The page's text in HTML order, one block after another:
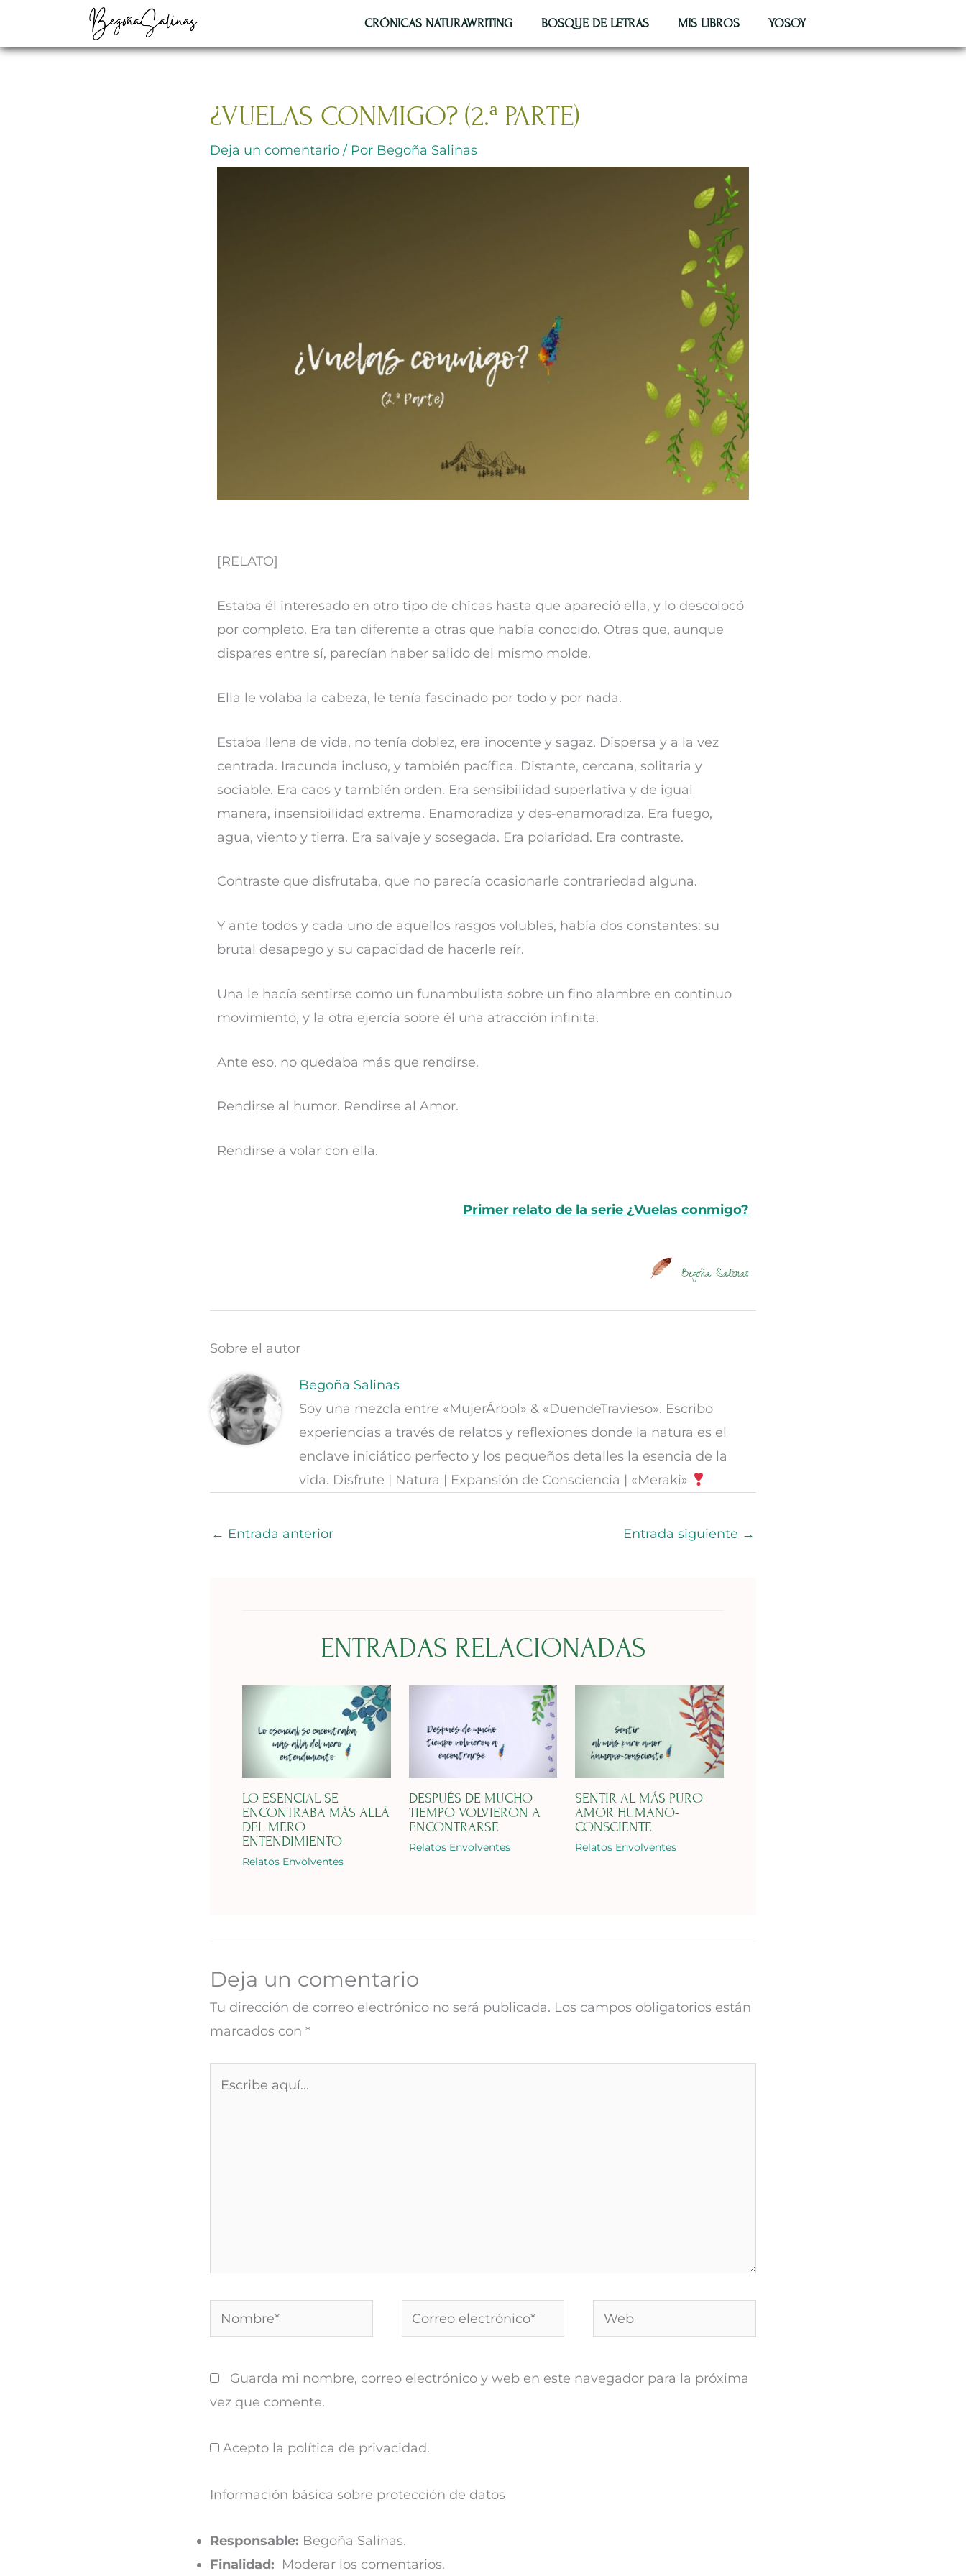
contenido
CRÓNICAS NATURAWRITING BOSQUE DE LETRAS MIS LIBROS YOSOY
¿VUELAS CONMIGO? (2.ª PARTE)
Deja un comentario / Por Begoña Salinas
[RELATO]
Estaba él interesado en otro tipo de chicas hasta que apareció ella, y lo descolocó
por completo. Era tan diferente a otras que había conocido. Otras que, aunque
dispares entre sí, parecían haber salido del mismo molde.
Ella le volaba la cabeza, le tenía fascinado por todo y por nada.
Estaba llena de vida, no tenía doblez, era inocente y sagaz. Dispersa y a la vez
centrada. Iracunda incluso, y también pacífica. Distante, cercana, solitaria y
sociable. Era caos y también orden. Era sensibilidad superlativa y de igual
manera, insensibilidad extrema. Enamoradiza y des-enamoradiza. Era fuego,
agua, viento y tierra. Era salvaje y sosegada. Era polaridad. Era contraste.
Contraste que disfrutaba, que no parecía ocasionarle contrariedad alguna.
Y ante todos y cada uno de aquellos rasgos volubles, había dos constantes: su
brutal desapego y su capacidad de hacerle reír.
Una le hacía sentirse como un funambulista sobre un fino alambre en continuo
movimiento, y la otra ejercía sobre él una atracción infinita.
Ante eso, no quedaba más que rendirse.
Rendirse al humor. Rendirse al Amor.
Rendirse a volar con ella.
Primer relato de la serie ¿Vuelas conmigo?
Begoña Salinas
Sobre el autor
Begoña Salinas
Soy una mezcla entre «MujerÁrbol» & «DuendeTravieso». Escribo
experiencias a través de relatos y reflexiones donde la natura es el
enclave iniciático perfecto y los pequeños detalles la esencia de la
vida. Disfrute | Natura | Expansión de Consciencia | «Meraki»
← Entrada anterior Entrada siguiente →
ENTRADAS RELACIONADAS
LO ESENCIAL SE
ENCONTRABA MÁS ALLÁ
DEL MERO
ENTENDIMIENTO
Relatos Envolventes
DESPUÉS DE MUCHO
TIEMPO VOLVIERON A
ENCONTRARSE
Relatos Envolventes
SENTIR AL MÁS PURO
AMOR HUMANO-
CONSCIENTE
Relatos Envolventes
Deja un comentario
Tu dirección de correo electrónico no será publicada. Los campos obligatorios están
marcados con *
Nombre*
Correo
electrónico*
Web
Guarda mi nombre, correo electrónico y web en este navegador para la próxima
vez que comente.
Acepto la política de privacidad.
Información básica sobre protección de datos
Responsable: Begoña Salinas.
Finalidad: Moderar los comentarios.